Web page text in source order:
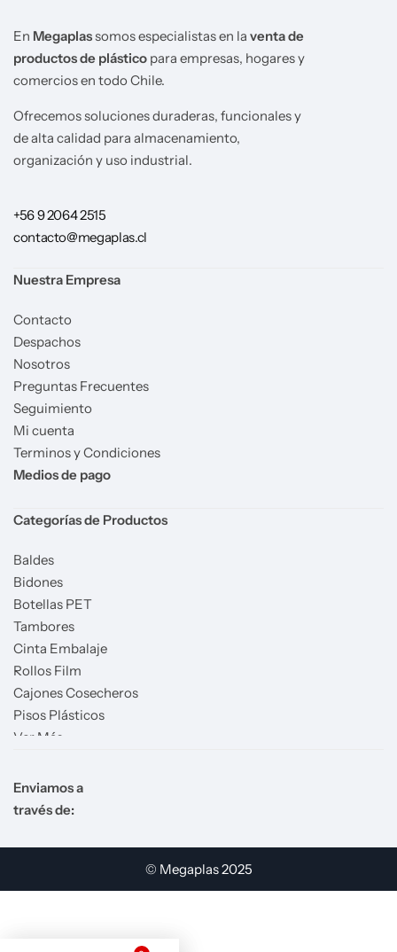
En Megaplassomos especialistas en la venta de
productos de plástico para empresas, hogares y
comercios en todo Chile.
Ofrecemos soluciones duraderas, funcionales y
de alta calidad para almacenamiento,
organización y uso industrial.
+56 9 2064 2515
contacto@megaplas.cl
Nuestra Empresa
Contacto
Despachos
Nosotros
Preguntas Frecuentes
Seguimiento
Mi cuenta
Terminos y Condiciones
Medios de pago
Categorías de Productos
Baldes
Bidones
Botellas PET
Tambores
Cinta Embalaje
Rollos Film
Cajones Cosecheros
Pisos Plásticos
Ver Más
Enviamos a
través de:
© Megaplas 2025